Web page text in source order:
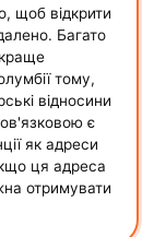
щоб відкрити
Багато
тому,
відносини
є
як адреси
ця адреса
отримувати